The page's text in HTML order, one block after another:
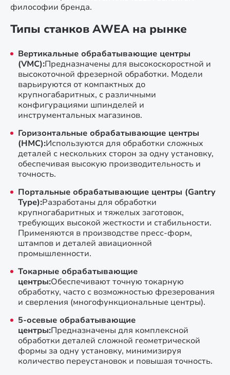
философии бренда.
Типы станков AWEA на рынке
Вертикальные обрабатывающие центры
(VMC):Предназначены для высокоскоростной и
высокоточной фрезерной обработки. Модели
варьируются от компактных до
крупногабаритных, с различными
конфигурациями шпинделей и
инструментальных магазинов.
Горизонтальные обрабатывающие центры
(HMC):Используются для обработки сложных
деталей с нескольких сторон за одну установку,
обеспечивая высокую производительность и
точность.
Портальные обрабатывающие центры (Gantry
Type):Разработаны для обработки
крупногабаритных и тяжелых заготовок,
требующих высокой жесткости и стабильности.
Применяются в производстве пресс-форм,
штампов и деталей авиационной
промышленности.
Токарные обрабатывающие
центры:Обеспечивают точную токарную
обработку, часто с возможностью фрезерования
и сверления (многофункциональные центры).
5-осевые обрабатывающие
центры:Предназначены для комплексной
обработки деталей сложной геометрической
формы за одну установку, минимизируя
количество переустановок и повышая точность.